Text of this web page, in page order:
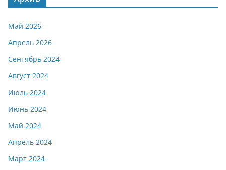
Май 2026
Апрель 2026
Сентябрь 2024
Август 2024
Июль 2024
Июнь 2024
Май 2024
Апрель 2024
Март 2024